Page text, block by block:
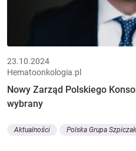
23.10.2024
Hematoonkologia.pl
Nowy Zarząd Polskiego
wybrany
Aktualności Polska Grupa